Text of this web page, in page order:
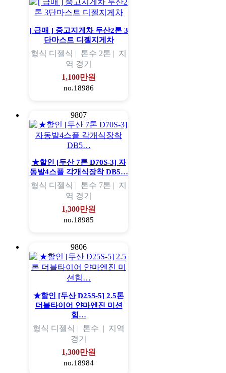
[ 급매 ] 중고지게차 두산2톤 3
단마스트 디젤지게차
형식 디젤식 | 톤수 2톤 | 지
역 경기
1,100만원
no.18986
9807
★할인 [두산 7톤 D70S-3] 자
동발4스플 각개식장착 DB5…
형식 디젤식 | 톤수 7톤 | 지
역 경기
1,300만원
no.18985
9806
★할인 [두산 D25S-5] 2.5톤
더블타이어 얀마엔진 미션
힘…
형식 디젤식 | 톤수 | 지역
경기
1,300만원
no.18984